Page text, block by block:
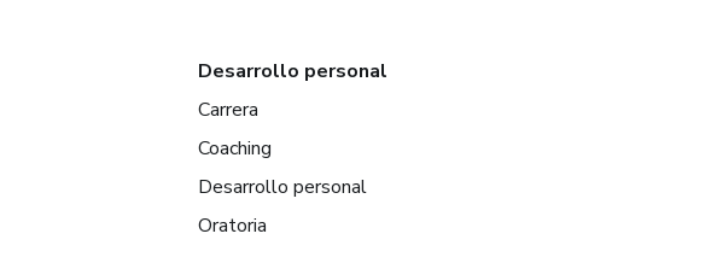
Desarrollo personal
Carrera
Coaching
Desarrollo personal
Oratoria